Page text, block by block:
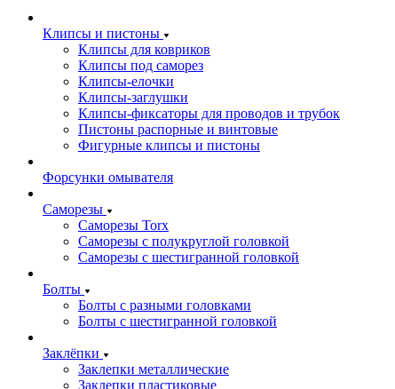
Клипсы и пистоны
Клипсы для ковриков
Клипсы под саморез
Клипсы-елочки
Клипсы-заглушки
Клипсы-фиксаторы для проводов и трубок
Пистоны распорные и винтовые
Фигурные клипсы и пистоны
Форсунки омывателя
Саморезы
Саморезы Torx
Саморезы с полукруглой головкой
Саморезы с шестигранной головкой
Болты
Болты с разными головками
Болты с шестигранной головкой
Заклёпки
Заклепки металлические
Заклепки пластиковые